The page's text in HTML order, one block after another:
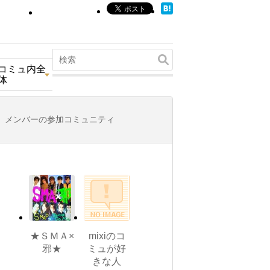
ミュ内全
メンバーの参加コミュニティ
★ＳＭＡ×
邪★
mixiのコ
ミュが好
きな人